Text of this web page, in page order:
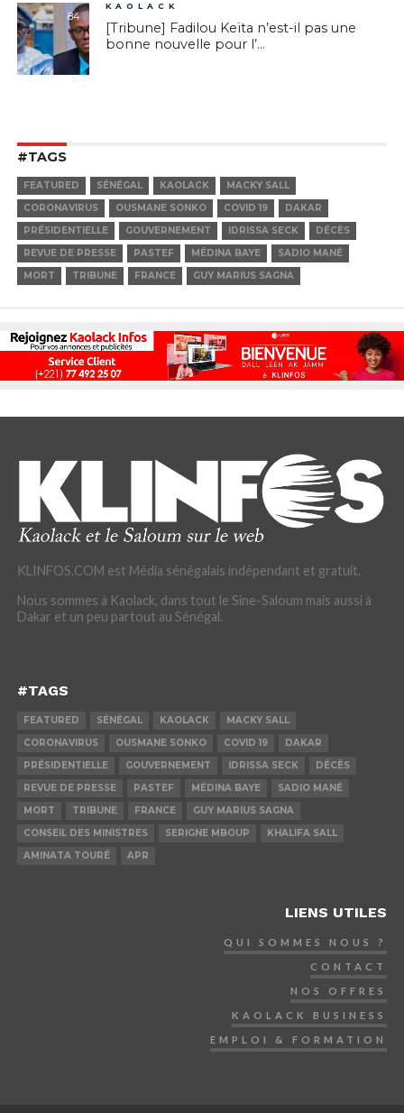
84
KAOLACK
[Tribune] Fadilou Keïta n’est-il pas une
bonne nouvelle pour l’...
#TAGS
FEATURED SÉNÉGAL KAOLACK
MACKY SALL
CORONAVIRUS
OUSMANE SONKO COVID 19
DAKAR
PRÉSIDENTIELLE
GOUVERNEMENT IDRISSA SECK
DÉCÈS
REVUE DE PRESSE
PASTEF MÉDINA BAYE
SADIO MANÉ
MORT
TRIBUNE FRANCE GUY MARIUS SAGNA
KLINFOS.COM est Média sénégalais indépendant et gratuit.
Nous sommes à Kaolack, dans tout le Sine-Saloum mais aussi à
Dakar et un peu partout au Sénégal.
#TAGS
FEATURED SÉNÉGAL KAOLACK
MACKY SALL
CORONAVIRUS
OUSMANE SONKO COVID 19
DAKAR
PRÉSIDENTIELLE
GOUVERNEMENT IDRISSA SECK
DÉCÈS
REVUE DE PRESSE
PASTEF MÉDINA BAYE
SADIO MANÉ
MORT
TRIBUNE FRANCE
GUY MARIUS SAGNA
CONSEIL DES MINISTRES
SERIGNE MBOUP
KHALIFA SALL
AMINATA TOURÉ
APR
LIENS UTILES
QUI SOMMES NOUS ?
CONTACT
NOS OFFRES
KAOLACK BUSINESS
EMPLOI & FORMATION